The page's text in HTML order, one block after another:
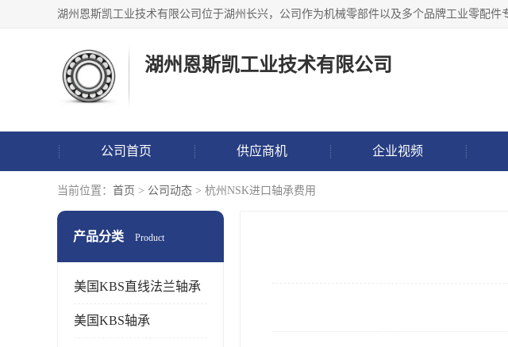
湖州恩斯凯工业技术有限公司
公司首页 供应商机 企业视频
当前位置： 首页 > 公司动态 > 杭州NSK进口轴承费用
产品分类 Product
美国KBS直线法兰轴承
美国KBS轴承